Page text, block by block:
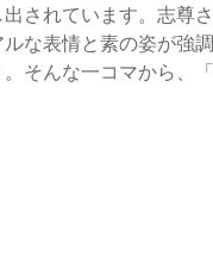
されています。志尊
な表情と素の姿が強
そんな一コマから、